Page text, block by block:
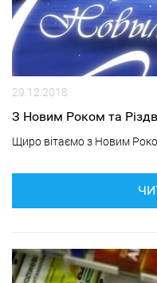
29.12.2018
З Новим Роком та
Щиро вітаємо з Новим